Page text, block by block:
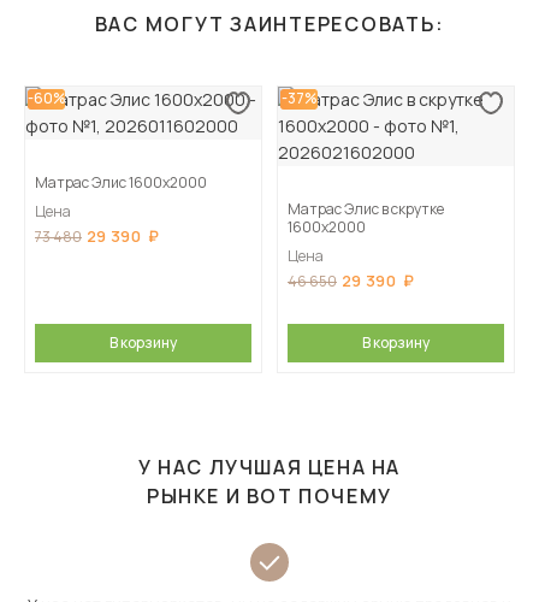
ВАС МОГУТ ЗАИНТЕРЕСОВАТЬ:
-60%
Матрас Элис 1600х2000
Цена
73 480 29 390
В корзину
-37%
Матрас Элис в скрутке
1600х2000
Цена
46 650 29 390
В корзину
У НАС ЛУЧШАЯ ЦЕНА НА
РЫНКЕ И ВОТ ПОЧЕМУ